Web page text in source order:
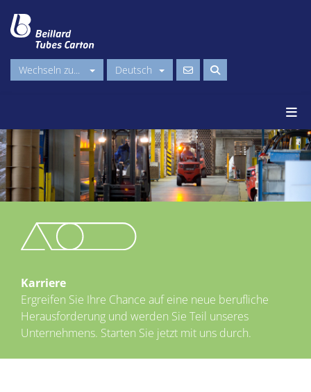
Wechseln zu... Deutsch
Karriere
Ergreifen Sie Ihre Chance auf eine neue berufliche
Herausforderung und werden Sie Teil unseres
Unternehmens. Starten Sie jetzt mit uns durch.